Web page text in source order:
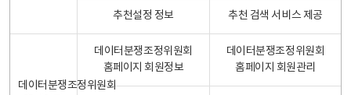
추천설정 정보 추천 검색 서비스 제공
데이터분쟁조정위원회
데이터분쟁조정위원회
홈페이지 회원정보
데이터분쟁조정위원회
홈페이지 회원관리